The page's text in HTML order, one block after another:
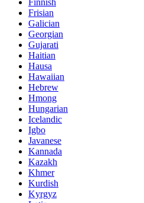
Finnish
Frisian
Galician
Georgian
Gujarati
Haitian
Hausa
Hawaiian
Hebrew
Hmong
Hungarian
Icelandic
Igbo
Javanese
Kannada
Kazakh
Khmer
Kurdish
Kyrgyz